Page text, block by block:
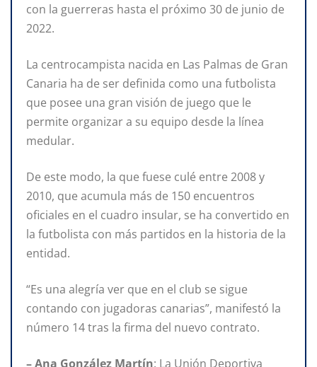
con la guerreras hasta el próximo 30 de junio de
2022.
La centrocampista nacida en Las Palmas de Gran
Canaria ha de ser definida como una futbolista
que posee una gran visión de juego que le
permite organizar a su equipo desde la línea
medular.
De este modo, la que fuese culé entre 2008 y
2010, que acumula más de 150 encuentros
oficiales en el cuadro insular, se ha convertido en
la futbolista con más partidos en la historia de la
entidad.
“Es una alegría ver que en el club se sigue
contando con jugadoras canarias”, manifestó la
número 14 tras la firma del nuevo contrato.
– Ana González Martín: La Unión Deportiva